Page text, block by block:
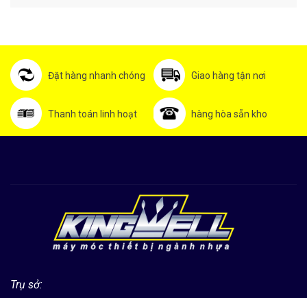
Đặt hàng nhanh chóng Giao hàng tận nơi
Thanh toán linh hoạt hàng hòa sẵn kho
Trụ sở: